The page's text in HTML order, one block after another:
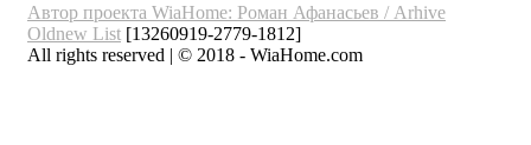
Автор проекта WiaHome: Роман Афанасьев / Arhive
Oldnew List [13260919-2779-1812]
All rights reserved | © 2018 - WiaHome.com